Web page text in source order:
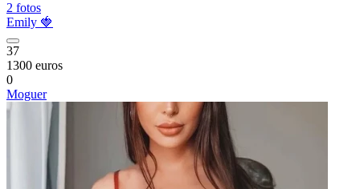
2 fotos
Emily 🍓
37
1300 euros
0
Moguer